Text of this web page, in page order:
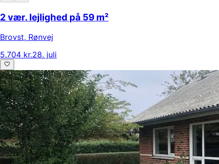
2 vær. lejlighed på 59 m²
Brovst, Rønvej
5.704 kr.28. juli